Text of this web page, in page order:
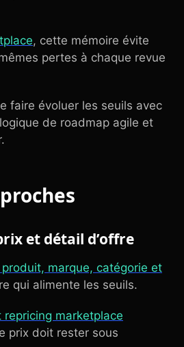
, cette mémoire évite
pertes à chaque revue
faire évoluer les seuils avec
de roadmap agile et
et détail d’offre
marque, catégorie et
qui alimente les seuils.
repricing marketplace
prix doit rester sous